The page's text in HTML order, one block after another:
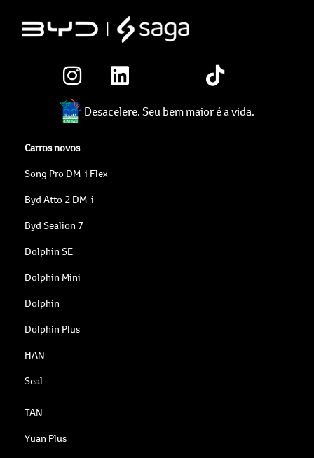
Desacelere. Seu bem maior é a vida.
Carros novos
Song Pro DM-i Flex
Byd Atto 2 DM-i
Byd Sealion 7
Dolphin SE
Dolphin Mini
Dolphin
Dolphin Plus
HAN
Seal
TAN
Yuan Plus